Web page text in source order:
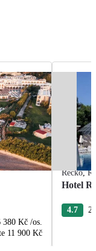
380 Kč /os.
11 900 Kč
Řecko,
Hotel
4.7